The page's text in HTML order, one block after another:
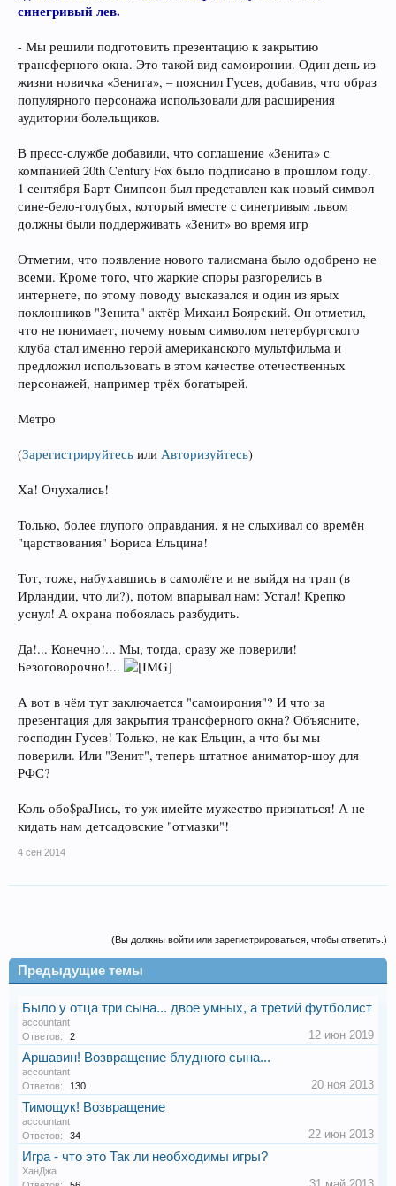
синегривый лев.
- Мы решили подготовить презентацию к закрытию
трансферного окна. Это такой вид самоиронии. Один день из
жизни новичка «Зенита», – пояснил Гусев, добавив, что образ
популярного персонажа использовали для расширения
аудитории болельщиков.
В пресс-службе добавили, что соглашение «Зенита» с
компанией 20th Century Fox было подписано в прошлом году.
1 сентября Барт Симпсон был представлен как новый символ
сине-бело-голубых, который вместе с синегривым львом
должны были поддерживать «Зенит» во время игр
Отметим, что появление нового талисмана было одобрено не
всеми. Кроме того, что жаркие споры разгорелись в
интернете, по этому поводу высказался и один из ярых
поклонников "Зенита" актёр Михаил Боярский. Он отметил,
что не понимает, почему новым символом петербургского
клуба стал именно герой американского мультфильма и
предложил использовать в этом качестве отечественных
персонажей, например трёх богатырей.
Метро
(Зарегистрируйтесь или Авторизуйтесь)
Ха! Очухались!
Только, более глупого оправдания, я не слыхивал со времён
"царствования" Бориса Ельцина!
Тот, тоже, набухавшись в самолёте и не выйдя на трап (в
Ирландии, что ли?), потом впарывал нам: Устал! Крепко
уснул! А охрана побоялась разбудить.
Да!... Конечно!... Мы, тогда, сразу же поверили!
Безоговорочно!...
А вот в чём тут заключается "самоирония"? И что за
презентация для закрытия трансферного окна? Объясните,
господин Гусев! Только, не как Ельцин, а что бы мы
поверили. Или "Зенит", теперь штатное аниматор-шоу для
РФС?
Коль обо$paJIись, то уж имейте мужество признаться! А не
кидать нам детсадовские "отмазки"!
4 сен 2014
(Вы должны войти или зарегистрироваться, чтобы ответить.)
Предыдущие темы
Было у отца три сына... двое умных, а третий футболист
accountant
Ответов:
2 12 июн 2019
Аршавин! Возвращение блудного сына...
accountant
Ответов:
130 20 ноя 2013
Тимощук! Возвращение
accountant
Ответов:
34 22 июн 2013
Игра - что это Так ли необходимы игры?
ХанДжа